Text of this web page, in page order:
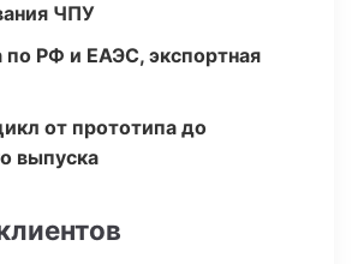
ЧПУ
по РФ и ЕАЭС, экспортная
от прототипа до
выпуска